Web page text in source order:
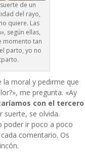
de un
del rayo,
quiere. Las
según ellas,
momento tan
parto, yo no
la moral y pedirme que
me pregunta. «Ay
con el tercero
suerte, se olvida.
poder ir poco a poco
comentario. Os